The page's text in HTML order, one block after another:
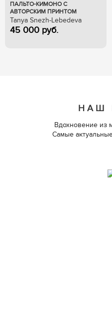
ПАЛЬТО-КИМОНО С
АВТОРСКИМ ПРИНТОМ
Tanya Snezh-Lebedeva
45 000 руб.
НАШ
Вдохновение из
Самые